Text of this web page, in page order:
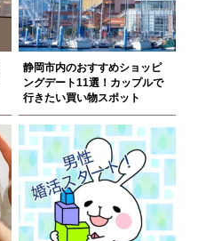
静岡市内のおすすめショッピ
ングデート11選！カップルで
行きたい買い物スポット